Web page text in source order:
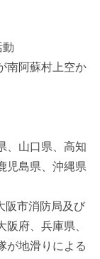
動
南阿蘇村上空か
、山口県、高知
児島県、沖縄県
阪市消防局及び
府、兵庫県、
が地滑りによる